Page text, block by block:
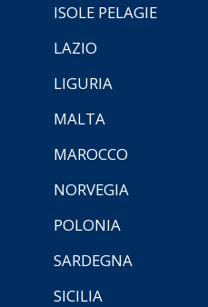
ISOLE PELAGIE
LAZIO
LIGURIA
MALTA
MAROCCO
NORVEGIA
POLONIA
SARDEGNA
SICILIA